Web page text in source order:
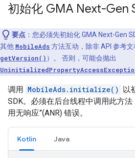
初始化 GMA Next-Gen
要点 ：您必须先初始化GMA Next-Gen
其他 MobileAds 方法互动，除非 API 参考
getVersion() ）。 否则，可能会抛出
调用 MobileAds.initialize() 以
SDK。必须在后台线程中调用此方法
用无响应”(ANR) 错误。
Kotlin Java